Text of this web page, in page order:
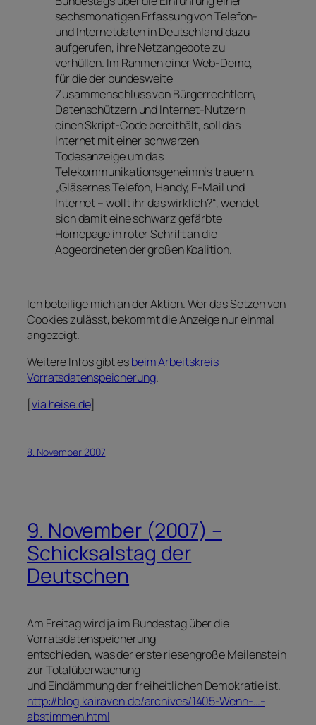
sechsmonatigen Erfassung von Telefon-
und Internetdaten in Deutschland dazu
aufgerufen, ihre Netzangebote zu
verhüllen. Im Rahmen einer Web-Demo,
für die der bundesweite
Zusammenschluss von Bürgerrechtlern,
Datenschützern und Internet-Nutzern
einen Skript-Code bereithält, soll das
Internet mit einer schwarzen
Todesanzeige um das
Telekommunikationsgeheimnis trauern.
„Gläsernes Telefon, Handy, E-Mail und
Internet – wollt ihr das wirklich?“, wendet
sich damit eine schwarz gefärbte
Homepage in roter Schrift an die
Abgeordneten der großen Koalition.
Ich beteilige mich an der Aktion. Wer das Setzen von
Cookies zulässt, bekommt die Anzeige nur einmal
angezeigt.
Weitere Infos gibt esbeim Arbeitskreis
Vorratsdatenspeicherung.
[via heise.de]
8. November 2007
9. November (2007) –
Schicksalstag der
Deutschen
Am Freitag wird ja im Bundestag über die
Vorratsdatenspeicherung
entschieden, was der erste riesengroße Meilenstein
zur Totalüberwachung
und Eindämmung der freiheitlichen Demokratie ist.
http://blog.kairaven.de/archives/1405-Wenn-…-
abstimmen.html